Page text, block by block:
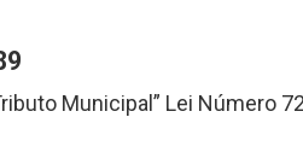
Municipal” Lei Número